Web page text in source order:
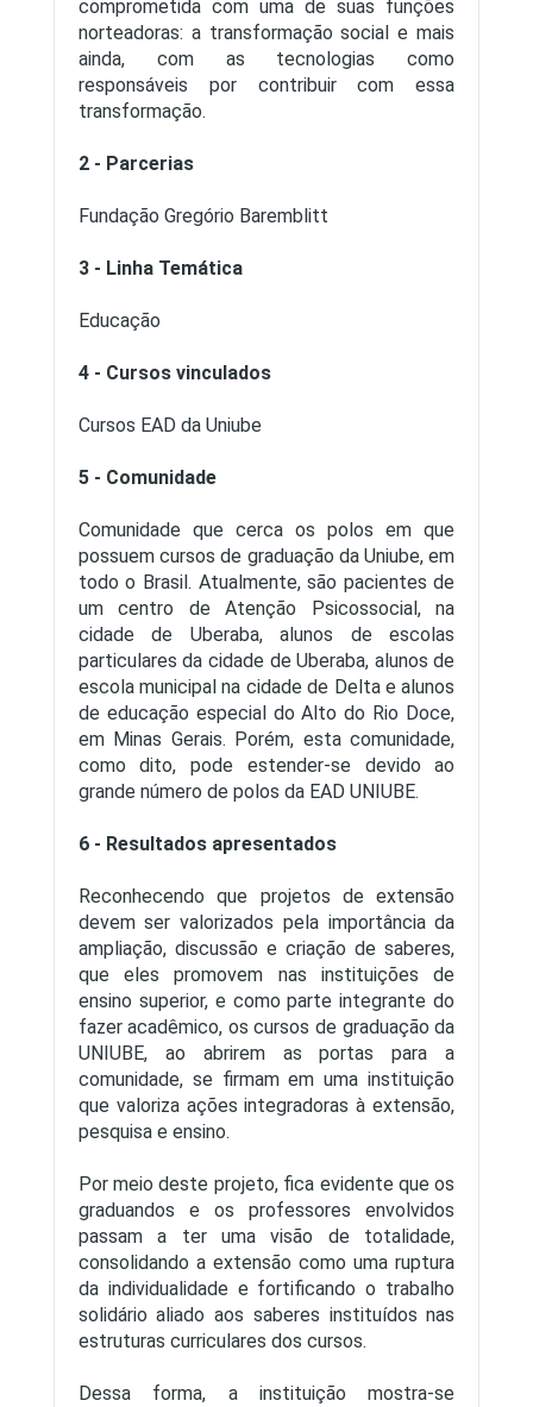
comprometida com uma de suas funções
norteadoras: a transformação social e mais
ainda, com as tecnologias como
responsáveis por contribuir com essa
transformação.
2 - Parcerias
Fundação Gregório Baremblitt
3 - Linha Temática
Educação
4 - Cursos vinculados
Cursos EAD da Uniube
5 - Comunidade
Comunidade que cerca os polos em que
possuem cursos de graduação da Uniube, em
todo o Brasil. Atualmente, são pacientes de
um centro de Atenção Psicossocial, na
cidade de Uberaba, alunos de escolas
particulares da cidade de Uberaba, alunos de
escola municipal na cidade de Delta e alunos
de educação especial do Alto do Rio Doce,
em Minas Gerais. Porém, esta comunidade,
como dito, pode estender-se devido ao
grande número de polos da EAD UNIUBE.
6 - Resultados apresentados
Reconhecendo que projetos de extensão
devem ser valorizados pela importância da
ampliação, discussão e criação de saberes,
que eles promovem nas instituições de
ensino superior, e como parte integrante do
fazer acadêmico, os cursos de graduação da
UNIUBE, ao abrirem as portas para a
comunidade, se firmam em uma instituição
que valoriza ações integradoras à extensão,
pesquisa e ensino.
Por meio deste projeto, fica evidente que os
graduandos e os professores envolvidos
passam a ter uma visão de totalidade,
consolidando a extensão como uma ruptura
da individualidade e fortificando o trabalho
solidário aliado aos saberes instituídos nas
estruturas curriculares dos cursos.
Dessa forma, a instituição mostra-se